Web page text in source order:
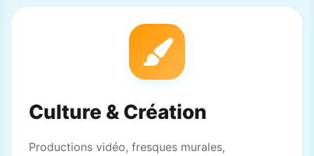
Culture & Création
Productions vidéo, fresques murales,